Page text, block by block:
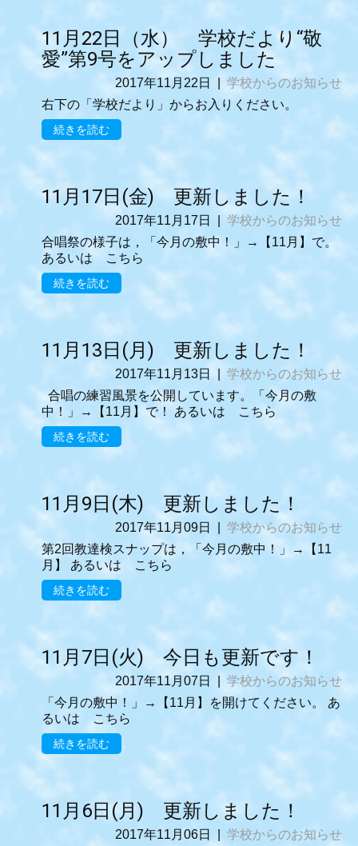
11月22日（水） 学校だより“敬
愛”第9号をアップしました
2017年11月22日
学校からのお知らせ
右下の「学校だより」からお入りください。
続きを読む
11月17日(金) 更新しました！
2017年11月17日
学校からのお知らせ
合唱祭の様子は，「今月の敷中！」→【11月】で。
あるいは こちら
続きを読む
11月13日(月) 更新しました！
2017年11月13日
学校からのお知らせ
合唱の練習風景を公開しています。「今月の敷
中！」→【11月】で！ あるいは こちら
続きを読む
11月9日(木) 更新しました！
2017年11月09日
学校からのお知らせ
第2回教達検スナップは，「今月の敷中！」→【11
月】 あるいは こちら
続きを読む
11月7日(火) 今日も更新です！
2017年11月07日
学校からのお知らせ
「今月の敷中！」→【11月】を開けてください。 あ
るいは こちら
続きを読む
11月6日(月) 更新しました！
2017年11月06日
学校からのお知らせ